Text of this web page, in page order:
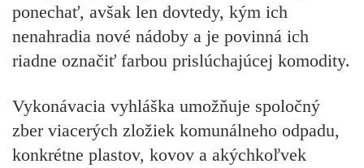
ponechať, avšak len dovtedy, kým ich
nenahradia nové nádoby a je povinná ich
riadne označiť farbou prislúchajúcej komodity.
Vykonávacia vyhláška umožňuje spoločný
zber viacerých zložiek komunálneho odpadu,
konkrétne plastov, kovov a akýchkoľvek